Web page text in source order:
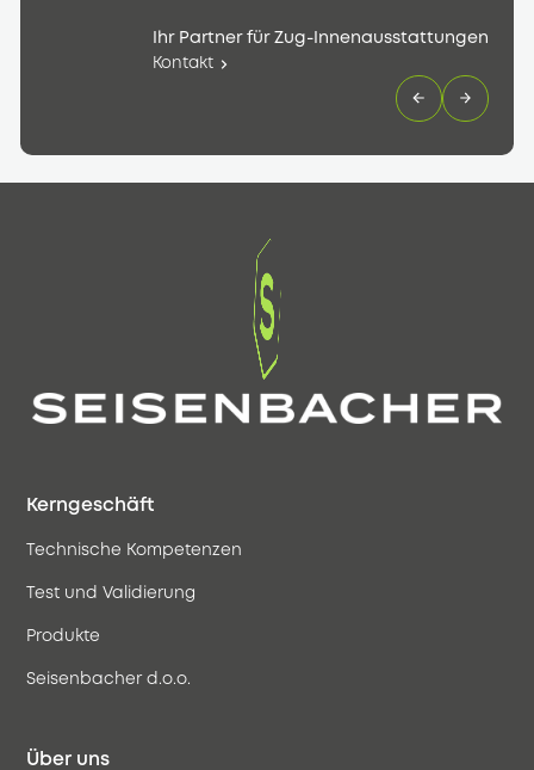
Ihr Partner für Zug-Innenausstattungen
Kontakt
Kerngeschäft
Technische Kompetenzen
Test und Validierung
Produkte
Seisenbacher d.o.o.
Über uns